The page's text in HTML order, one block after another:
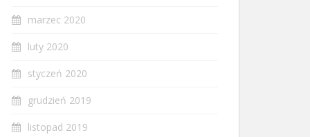
marzec 2020
luty 2020
styczeń 2020
grudzień 2019
listopad 2019